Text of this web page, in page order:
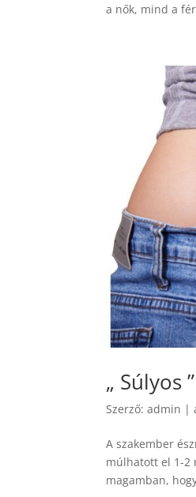
a nők, mind a
„ Súlyos
Szerző:admin |
A szakember
múlhatott el 1-2
magamban,